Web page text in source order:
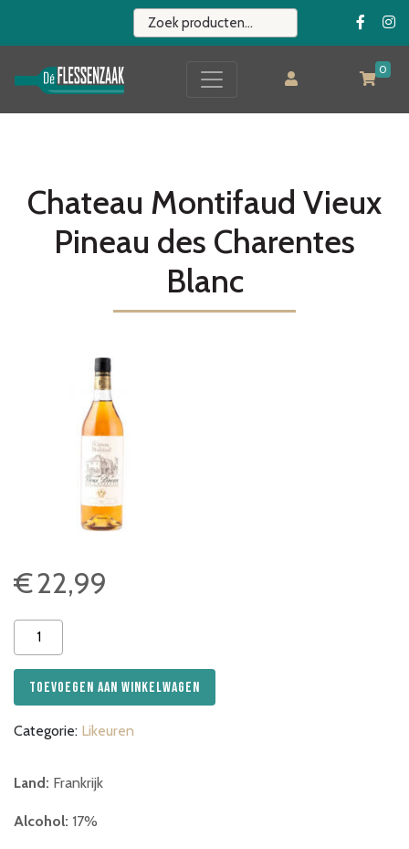
0
Chateau Montifaud Vieux
Pineau des Charentes
Blanc
€22,99
Chateau
Montifaud
Vieux
Pineau
Charentes
aantal
Toevoegen aan winkelwagen
Categorie: Likeuren
Land: Frankrijk
Alcohol: 17%